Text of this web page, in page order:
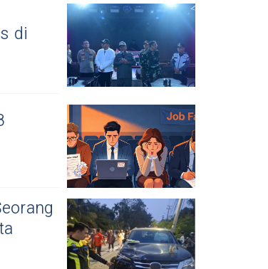
di